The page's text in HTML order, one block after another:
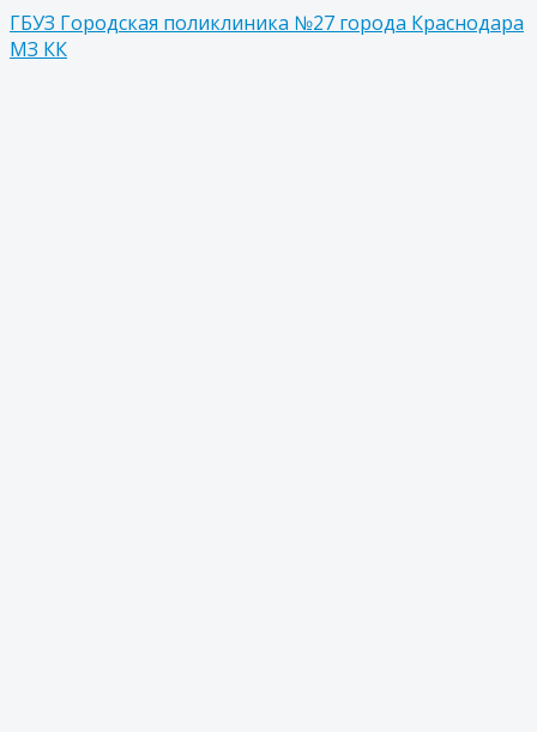
ГБУЗ Городская поликлиника №27 города Краснодара
МЗ КК